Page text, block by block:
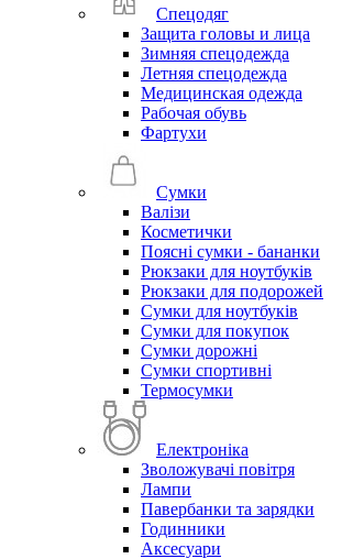
Спецодяг
Защита головы и лица
Зимняя спецодежда
Летняя спецодежда
Медицинская одежда
Рабочая обувь
Фартухи
Сумки
Валізи
Косметички
Поясні сумки - бананки
Рюкзаки для ноутбуків
Рюкзаки для подорожей
Сумки для ноутбуків
Сумки для покупок
Сумки дорожні
Сумки спортивні
Термосумки
Електроніка
Зволожувачі повітря
Лампи
Павербанки та зарядки
Годинники
Аксесуари